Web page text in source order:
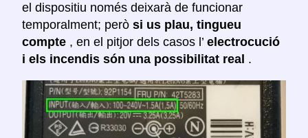
el dispositiu només deixarà de funcionar
temporalment; però si us plau, tingueu
compte , en el pitjor dels casos l’ electrocució
i els incendis són una possibilitat real .